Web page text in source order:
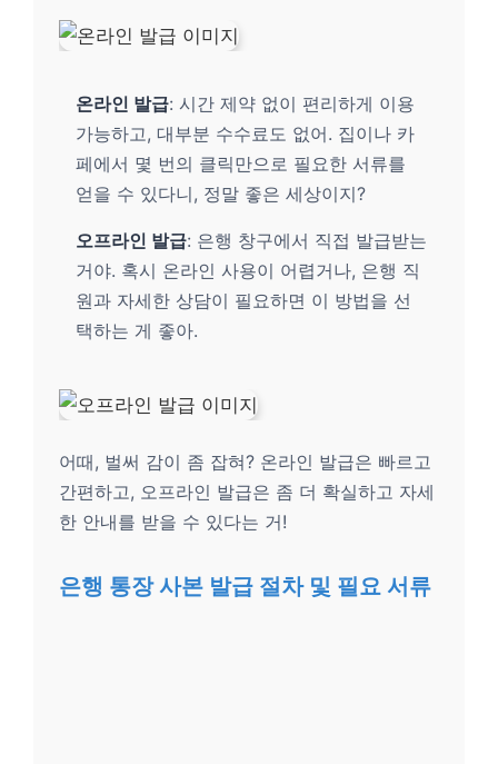
온라인 발급: 시간 제약 없이 편리하게 이용
가능하고, 대부분 수수료도 없어. 집이나 카
페에서 몇 번의 클릭만으로 필요한 서류를
얻을 수 있다니, 정말 좋은 세상이지?
오프라인 발급: 은행 창구에서 직접 발급받는
거야. 혹시 온라인 사용이 어렵거나, 은행 직
원과 자세한 상담이 필요하면 이 방법을 선
택하는 게 좋아.
어때, 벌써 감이 좀 잡혀? 온라인 발급은 빠르고
간편하고, 오프라인 발급은 좀 더 확실하고 자세
한 안내를 받을 수 있다는 거!
은행 통장 사본 발급 절차 및 필요 서류